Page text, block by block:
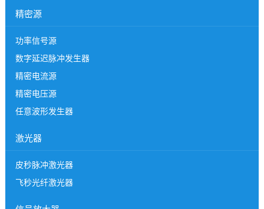
精密源
功率信号源
数字延迟脉冲发生器
精密电流源
精密电压源
任意波形发生器
激光器
皮秒脉冲激光器
飞秒光纤激光器